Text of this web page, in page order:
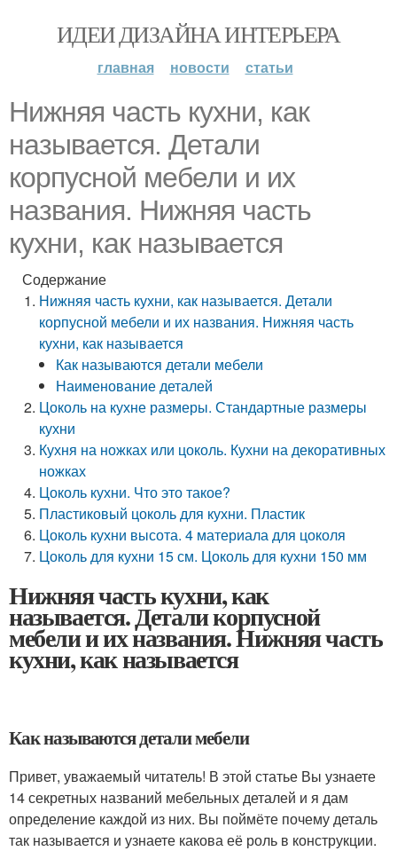
ИДЕИ ДИЗАЙНА ИНТЕРЬЕРА
главная новости статьи
Нижняя часть кухни, как
называется. Детали
корпусной мебели и их
названия. Нижняя часть
кухни, как называется
Содержание
Нижняя часть кухни, как называется. Детали
корпусной мебели и их названия. Нижняя часть
кухни, как называется
Как называются детали мебели
Наименование деталей
Цоколь на кухне размеры. Стандартные размеры
кухни
Кухня на ножках или цоколь. Кухни на декоративных
ножках
Цоколь кухни. Что это такое?
Пластиковый цоколь для кухни. Пластик
Цоколь кухни высота. 4 материала для цоколя
Цоколь для кухни 15 см. Цоколь для кухни 150 мм
Нижняя часть кухни, как
называется. Детали корпусной
мебели и их названия. Нижняя часть
кухни, как называется
Как называются детали мебели
Привет, уважаемый читатель! В этой статье Вы узнаете
14 секретных названий мебельных деталей и я дам
определение каждой из них. Вы поймёте почему деталь
так называется и узнаете какова её роль в конструкции.